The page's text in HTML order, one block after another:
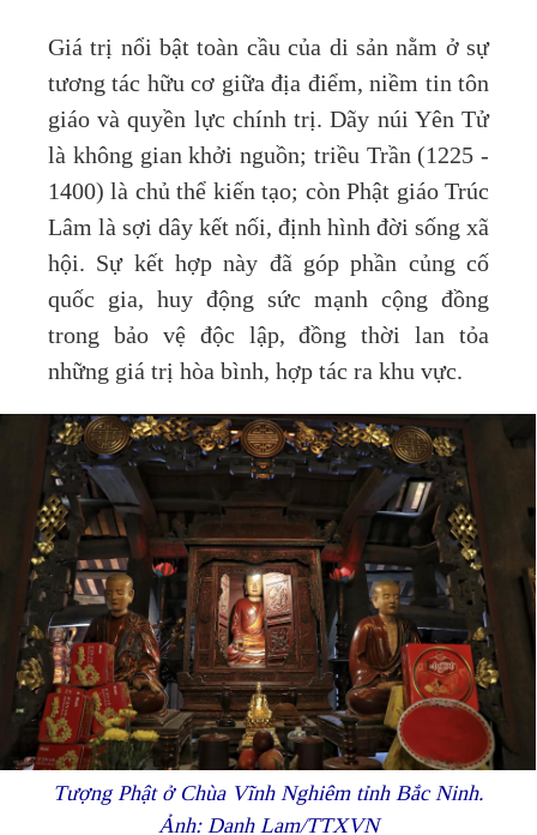
Giá trị nổi bật toàn cầu của di sản nằm ở sự
tương tác hữu cơ giữa địa điểm, niềm tin tôn
giáo và quyền lực chính trị. Dãy núi Yên Tử
là không gian khởi nguồn; triều Trần (1225 -
1400) là chủ thể kiến tạo; còn Phật giáo Trúc
Lâm là sợi dây kết nối, định hình đời sống xã
hội. Sự kết hợp này đã góp phần củng cố
quốc gia, huy động sức mạnh cộng đồng
trong bảo vệ độc lập, đồng thời lan tỏa
những giá trị hòa bình, hợp tác ra khu vực.
Tượng Phật ở Chùa Vĩnh Nghiêm tỉnh Bắc Ninh.
Ảnh: Danh Lam/TTXVN